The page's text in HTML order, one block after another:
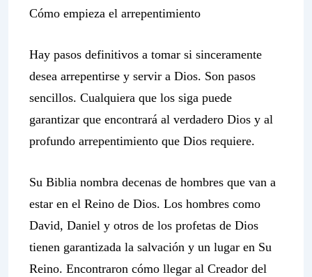
Cómo empieza el arrepentimiento
Hay pasos definitivos a tomar si sinceramente
desea arrepentirse y servir a Dios. Son pasos
sencillos. Cualquiera que los siga puede
garantizar que encontrará al verdadero Dios y al
profundo arrepentimiento que Dios requiere.
Su Biblia nombra decenas de hombres que van a
estar en el Reino de Dios. Los hombres como
David, Daniel y otros de los profetas de Dios
tienen garantizada la salvación y un lugar en Su
Reino. Encontraron cómo llegar al Creador del